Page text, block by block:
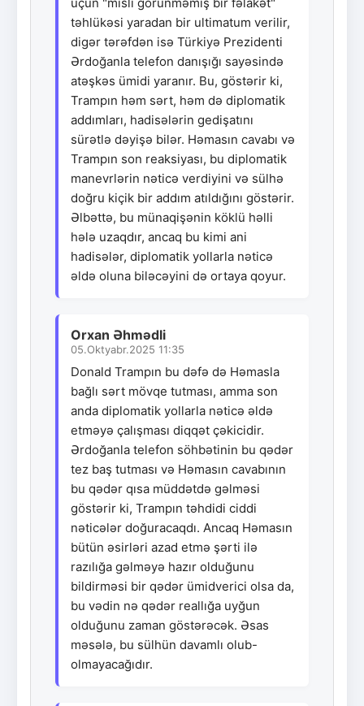
təhlükəsi yaradan bir ultimatum verilir,
digər tərəfdən isə Türkiyə Prezidenti
Ərdoğanla telefon danışığı sayəsində
atəşkəs ümidi yaranır. Bu, göstərir ki,
Trampın həm sərt, həm də diplomatik
addımları, hadisələrin gedişatını
sürətlə dəyişə bilər. Həmasın cavabı və
Trampın son reaksiyası, bu diplomatik
manevrlərin nəticə verdiyini və sülhə
doğru kiçik bir addım atıldığını göstərir.
Əlbəttə, bu münaqişənin köklü həlli
hələ uzaqdır, ancaq bu kimi ani
hadisələr, diplomatik yollarla nəticə
əldə oluna biləcəyini də ortaya qoyur.
Orxan Əhmədli
05.Oktyabr.2025 11:35
Donald Trampın bu dəfə də Həmasla
bağlı sərt mövqe tutması, amma son
anda diplomatik yollarla nəticə əldə
etməyə çalışması diqqət çəkicidir.
Ərdoğanla telefon söhbətinin bu qədər
tez baş tutması və Həmasın cavabının
bu qədər qısa müddətdə gəlməsi
göstərir ki, Trampın təhdidi ciddi
nəticələr doğuracaqdı. Ancaq Həmasın
bütün əsirləri azad etmə şərti ilə
razılığa gəlməyə hazır olduğunu
bildirməsi bir qədər ümidverici olsa da,
bu vədin nə qədər reallığa uyğun
olduğunu zaman göstərəcək. Əsas
məsələ, bu sülhün davamlı olub-
olmayacağıdır.